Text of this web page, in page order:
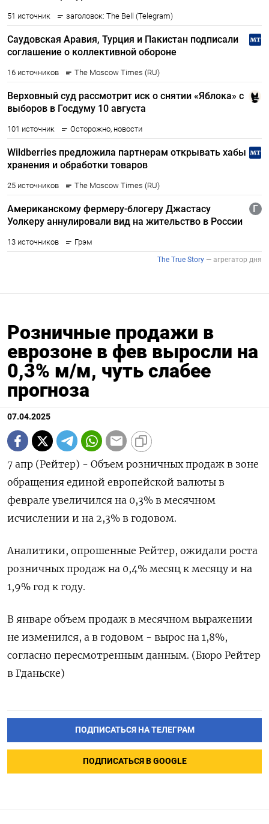
Розничные продажи в
еврозоне в фев выросли на
0,3% м/м, чуть слабее
прогноза
07.04.2025
7 апр (Рейтер) - Объем розничных продаж в зоне
обращения единой европейской валюты в
феврале увеличился на 0,3%​​​ в месячном
исчислении и на 2,3% в годовом.
Аналитики, опрошенные Рейтер, ожидали роста
розничных продаж на 0,4%​​ месяц к месяцу и на
1,9% год к году.
В январе объем продаж в месячном выражении
не изменился, а в годовом - вырос на 1,8%,
согласно пересмотренным данным. (Бюро Рейтер
в Гданьске)
ПОДПИСАТЬСЯ НА ТЕЛЕГРАМ
ПОДПИСАТЬСЯ В GOOGLE